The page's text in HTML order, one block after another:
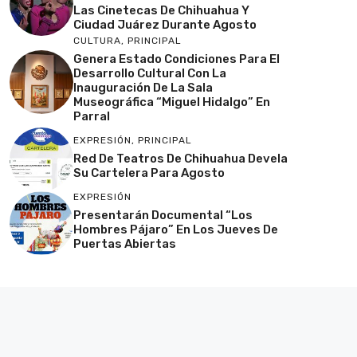
Las Cinetecas De Chihuahua Y
Ciudad Juárez Durante Agosto
CULTURA, PRINCIPAL
Genera Estado Condiciones Para El
Desarrollo Cultural Con La
Inauguración De La Sala
Museográfica “Miguel Hidalgo” En
Parral
EXPRESIÓN, PRINCIPAL
Red De Teatros De Chihuahua Devela
Su Cartelera Para Agosto
EXPRESIÓN
Presentarán Documental “Los
Hombres Pájaro” En Los Jueves De
Puertas Abiertas